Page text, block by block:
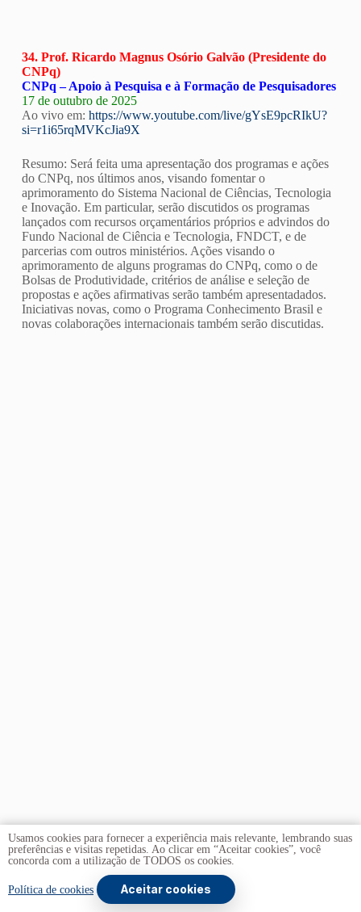
34. Prof. Ricardo Magnus Osório Galvão (Presidente do
CNPq)
CNPq – Apoio à Pesquisa e à Formação de Pesquisadores
17 de outubro de 2025
Ao vivo em: https://www.youtube.com/live/gYsE9pcRIkU?
si=r1i65rqMVKcJia9X
Resumo: Será feita uma apresentação dos programas e ações
do CNPq, nos últimos anos, visando fomentar o
aprimoramento do Sistema Nacional de Ciências, Tecnologia
e Inovação. Em particular, serão discutidos os programas
lançados com recursos orçamentários próprios e advindos do
Fundo Nacional de Ciência e Tecnologia, FNDCT, e de
parcerias com outros ministérios. Ações visando o
aprimoramento de alguns programas do CNPq, como o de
Bolsas de Produtividade, critérios de análise e seleção de
propostas e ações afirmativas serão também apresentadados.
Iniciativas novas, como o Programa Conhecimento Brasil e
novas colaborações internacionais também serão discutidas.
Usamos cookies para fornecer a experiência mais relevante, lembrando suas
preferências e visitas repetidas. Ao clicar em “Aceitar cookies”, você
concorda com a utilização de TODOS os cookies.
Política de cookies Aceitar cookies